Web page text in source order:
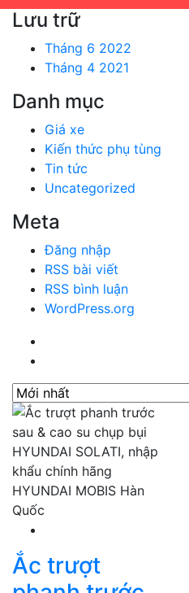
Lưu trữ
Tháng 6 2022
Tháng 4 2021
Danh mục
Giá xe
Kiến thức phụ tùng
Tin tức
Uncategorized
Meta
Đăng nhập
RSS bài viết
RSS bình luận
WordPress.org
Ắc trượt